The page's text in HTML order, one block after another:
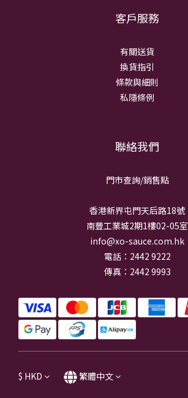
客戶服務
有關送貨
換貨指引
條款與細則
私隱條例
聯絡我們
門市查詢/銷售點
香港新界屯門天后路18號
南豐工業城2期1樓02-05室
info@xo-sauce.com.hk
電話：2442 9222
傳真：2442 9993
$ HKD 繁體中文